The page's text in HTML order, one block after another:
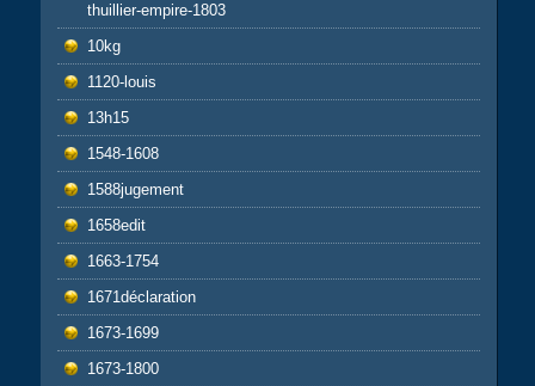
thuillier-empire-1803
10kg
1120-louis
13h15
1548-1608
1588jugement
1658edit
1663-1754
1671déclaration
1673-1699
1673-1800